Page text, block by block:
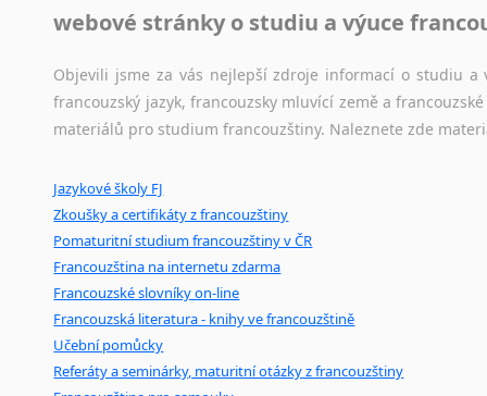
Jazykové korpusy
korpusů, jež umožňují třeba vyhledávání slov a slovních
původního zdroje textu.
Mix pomůcek, jež
poradny a pravidla pravopisu nebo
webové stránky o studiu a výuce
Objevili jsme za vás nejlepší zdroje informací o studiu a
francouzský jazyk, francouzsky mluvící země a
materiálů pro studium francouzštiny. Naleznete zde
Jazykové školy FJ
Zkoušky a certifikáty z francouzštiny
Pomaturitní studium francouzštiny v ČR
Francouzština na internetu zdarma
Francouzské slovníky on-line
Francouzská literatura - knihy ve francouzštině
Učební pomůcky
Referáty a seminárky, maturitní otázky z francouzštiny